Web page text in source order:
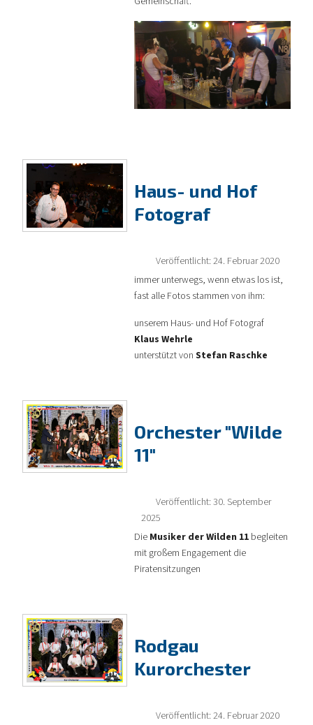
Haus- und Hof
Fotograf
Veröffentlicht: 24. Februar 2020
immer unterwegs, wenn etwas los ist,
fast alle Fotos stammen von ihm:
unserem Haus- und Hof Fotograf
Klaus Wehrle
unterstützt von Stefan Raschke
Orchester "Wilde
11"
Veröffentlicht: 30. September
2025
Die Musiker der Wilden 11 begleiten
mit großem Engagement die
Piratensitzungen
Rodgau
Kurorchester
Veröffentlicht: 24. Februar 2020